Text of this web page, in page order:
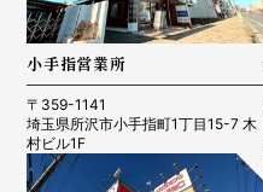
小手指営業所
〒359-1141
埼玉県所沢市小手指町1丁目15-7 木
村ビル1F